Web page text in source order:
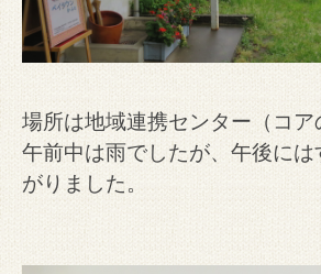
場所は地域連携センター（コア
午前中は雨でしたが、午後には
がりました。